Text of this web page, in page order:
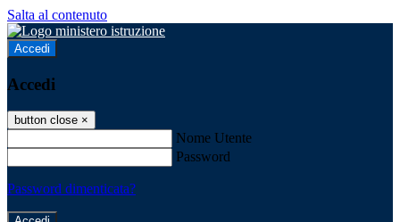
Salta al contenuto
Accedi
Accedi
button close ×
Nome Utente
Password
Password dimenticata?